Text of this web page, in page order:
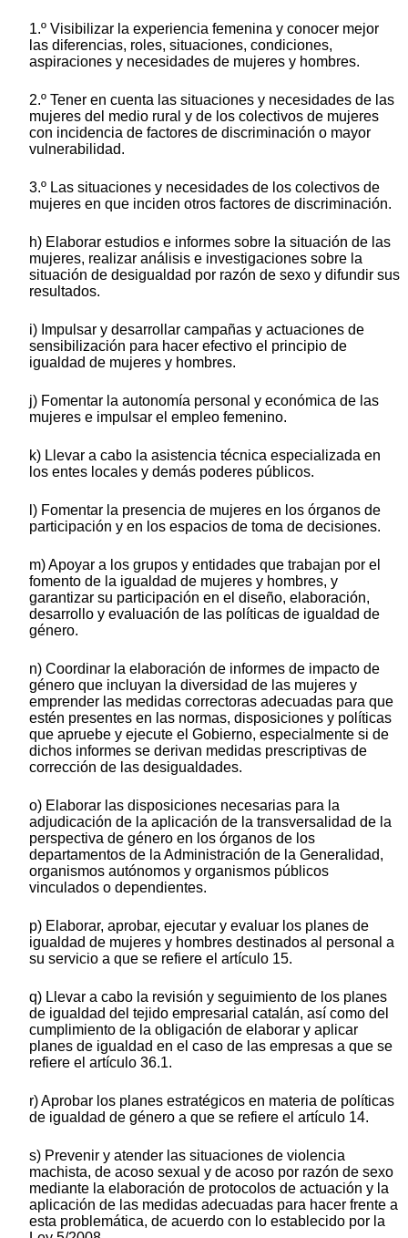
1.º Visibilizar la experiencia femenina y conocer mejor
las diferencias, roles, situaciones, condiciones,
aspiraciones y necesidades de mujeres y hombres.
2.º Tener en cuenta las situaciones y necesidades de las
mujeres del medio rural y de los colectivos de mujeres
con incidencia de factores de discriminación o mayor
vulnerabilidad.
3.º Las situaciones y necesidades de los colectivos de
mujeres en que inciden otros factores de discriminación.
h) Elaborar estudios e informes sobre la situación de las
mujeres, realizar análisis e investigaciones sobre la
situación de desigualdad por razón de sexo y difundir sus
resultados.
i) Impulsar y desarrollar campañas y actuaciones de
sensibilización para hacer efectivo el principio de
igualdad de mujeres y hombres.
j) Fomentar la autonomía personal y económica de las
mujeres e impulsar el empleo femenino.
k) Llevar a cabo la asistencia técnica especializada en
los entes locales y demás poderes públicos.
l) Fomentar la presencia de mujeres en los órganos de
participación y en los espacios de toma de decisiones.
m) Apoyar a los grupos y entidades que trabajan por el
fomento de la igualdad de mujeres y hombres, y
garantizar su participación en el diseño, elaboración,
desarrollo y evaluación de las políticas de igualdad de
género.
n) Coordinar la elaboración de informes de impacto de
género que incluyan la diversidad de las mujeres y
emprender las medidas correctoras adecuadas para que
estén presentes en las normas, disposiciones y políticas
que apruebe y ejecute el Gobierno, especialmente si de
dichos informes se derivan medidas prescriptivas de
corrección de las desigualdades.
o) Elaborar las disposiciones necesarias para la
adjudicación de la aplicación de la transversalidad de la
perspectiva de género en los órganos de los
departamentos de la Administración de la Generalidad,
organismos autónomos y organismos públicos
vinculados o dependientes.
p) Elaborar, aprobar, ejecutar y evaluar los planes de
igualdad de mujeres y hombres destinados al personal a
su servicio a que se refiere el artículo 15.
q) Llevar a cabo la revisión y seguimiento de los planes
de igualdad del tejido empresarial catalán, así como del
cumplimiento de la obligación de elaborar y aplicar
planes de igualdad en el caso de las empresas a que se
refiere el artículo 36.1.
r) Aprobar los planes estratégicos en materia de políticas
de igualdad de género a que se refiere el artículo 14.
s) Prevenir y atender las situaciones de violencia
machista, de acoso sexual y de acoso por razón de sexo
mediante la elaboración de protocolos de actuación y la
aplicación de las medidas adecuadas para hacer frente a
esta problemática, de acuerdo con lo establecido por la